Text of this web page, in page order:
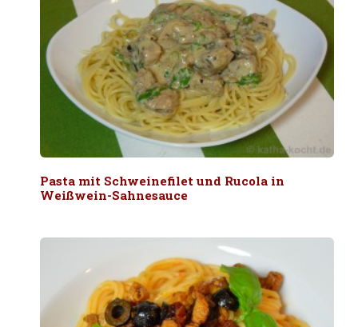
Pasta mit Schweinefilet und Rucola in
Weißwein-Sahnesauce